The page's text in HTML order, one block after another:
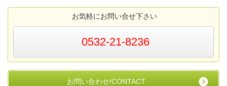
お気軽にお問い合せ下さい
0532-21-8236
お問い合わせ/CONTACT